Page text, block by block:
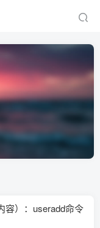
容）：​useradd命令